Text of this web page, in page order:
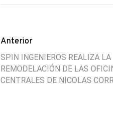
Anterior
SPIN INGENIEROS REALIZA LA
REMODELACIÓN DE LAS
CENTRALES DE NICOLAS